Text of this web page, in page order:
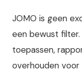
JOMO is geen
een bewust
toepassen,
overhouden